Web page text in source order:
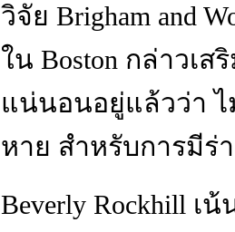
วิจัย Brigham
ใน Boston กล่าวเ
แน่นอนอยู่แล้วว่า ไ
หาย สำหรับการมี
Beverly Rockhill เ